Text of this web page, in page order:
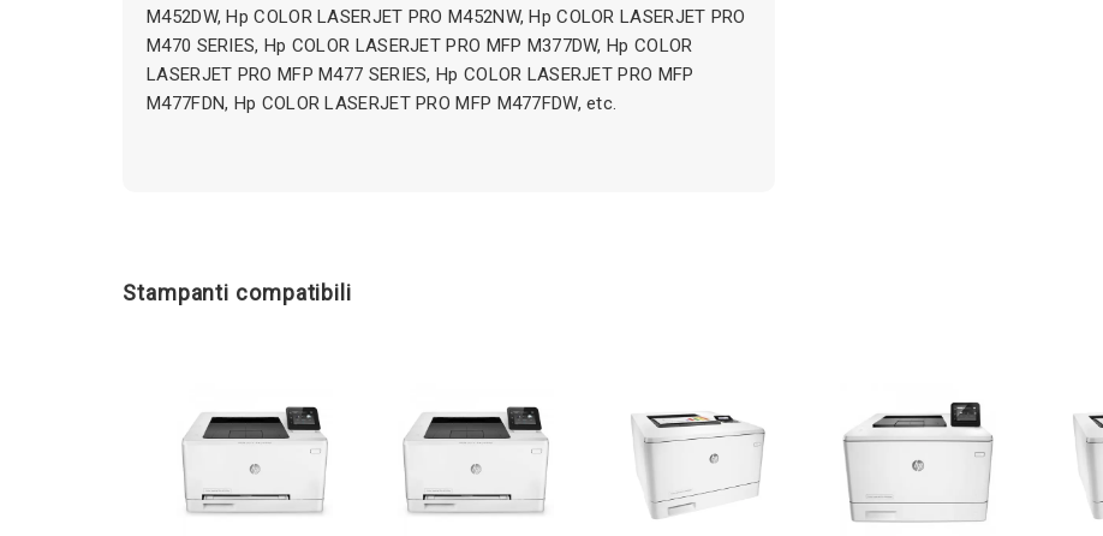
M452DW, Hp COLOR LASERJET PRO M452NW, Hp COLOR LASERJET PRO
M470 SERIES, Hp COLOR LASERJET PRO MFP M377DW, Hp COLOR
LASERJET PRO MFP M477 SERIES, Hp COLOR LASERJET PRO MFP
M477FDN, Hp COLOR LASERJET PRO MFP M477FDW, etc.
Stampanti compatibili